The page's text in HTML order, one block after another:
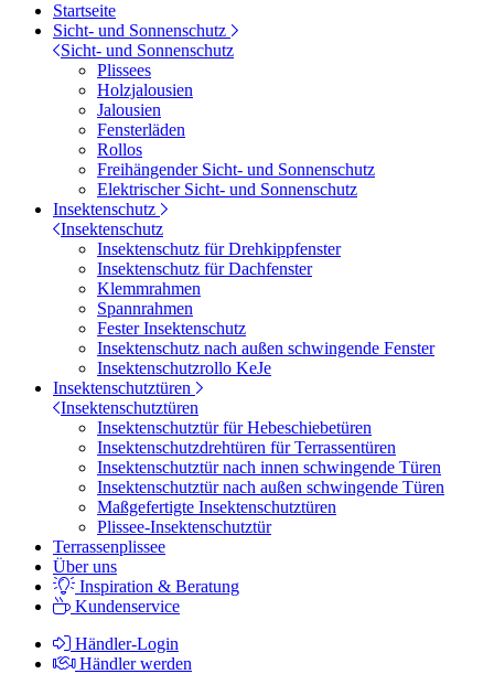
Startseite
Sicht- und Sonnenschutz
Sicht- und Sonnenschutz
Plissees
Holzjalousien
Jalousien
Fensterläden
Rollos
Freihängender Sicht- und Sonnenschutz
Elektrischer Sicht- und Sonnenschutz
Insektenschutz
Insektenschutz
Insektenschutz für Drehkippfenster
Insektenschutz für Dachfenster
Klemmrahmen
Spannrahmen
Fester Insektenschutz
Insektenschutz nach außen schwingende Fenster
Insektenschutzrollo KeJe
Insektenschutztüren
Insektenschutztüren
Insektenschutztür für Hebeschiebetüren
Insektenschutzdrehtüren für Terrassentüren
Insektenschutztür nach innen schwingende Türen
Insektenschutztür nach außen schwingende Türen
Maßgefertigte Insektenschutztüren
Plissee-Insektenschutztür
Terrassenplissee
Über uns
Inspiration & Beratung
Kundenservice
Händler-Login
Händler werden